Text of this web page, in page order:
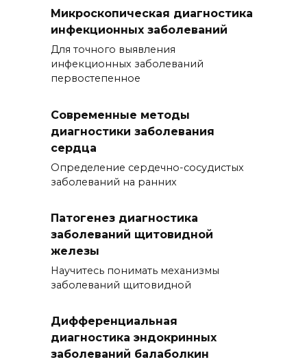
Микроскопическая диагностика
инфекционных заболеваний
Для точного выявления
инфекционных заболеваний
первостепенное
Современные методы
диагностики заболевания
сердца
Определение сердечно-сосудистых
заболеваний на ранних
Патогенез диагностика
заболеваний щитовидной
железы
Научитесь понимать механизмы
заболеваний щитовидной
Дифференциальная
диагностика эндокринных
заболеваний балаболкин